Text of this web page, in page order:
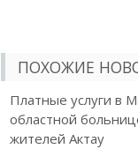
ПОХОЖИЕ
Платные услуги в
областной
жителей Актау